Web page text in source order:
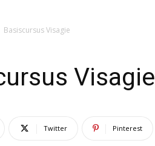
Basiscursus Visagie
Visagie
Twitter Pinterest